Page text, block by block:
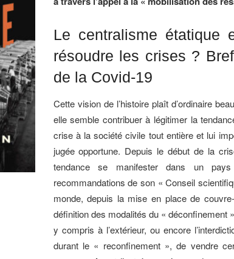
Le centralisme étatique
résoudre les crises ?
de la Covid-19
Cette vision de l’histoire plaît d’ordinaire
elle semble contribuer à légitimer la
crise à la société civile tout entière et lui
jugée opportune. Depuis le début de la
tendance se manifester dans un
recommandations de son « Conseil
monde, depuis la mise en place de
définition des modalités du « déconfinement
y compris à l’extérieur, ou encore
durant le « reconfinement », de vendre